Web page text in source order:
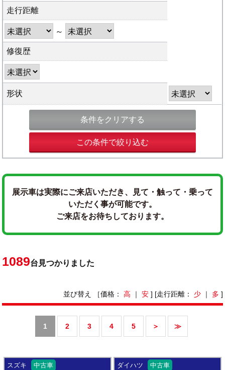
走行距離
～
修復歴
形状
条件をクリアする
この条件で絞り込む
展示車は実際にご来店いただき、見て・触って・乗って
いただく事が可能です。
ご来店をお待ちしております。
1089台見つかりました
並び替え ［価格： 高 ｜ 安] [走行距離： 少｜ 多 ]
1 2 3 4 5 ＞ ≫
スズキ 中古車 ダイハツ 中古車